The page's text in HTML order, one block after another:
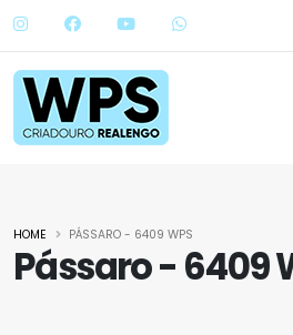
Pássaro - 6409
HOME PÁSSARO - 6409 WPS